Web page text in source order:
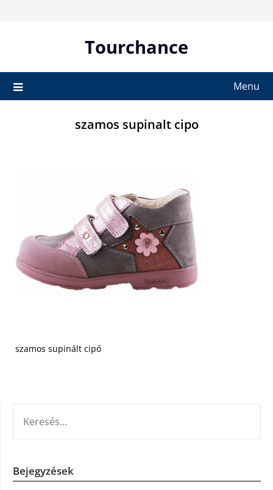
Tourchance
Menu
szamos supinalt cipo
szamos supinált cipő
Bejegyzések